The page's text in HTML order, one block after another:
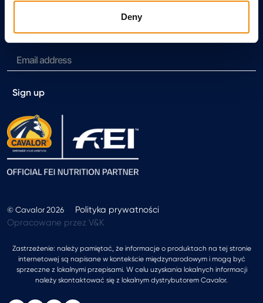
Deny
Sign up
© Cavalor 2026
Polityka prywatności
Opracowane przez V&K
Zastrzeżenie: należy pamiętać, że informacje o produktach na tej stronie
internetowej są napisane w kontekście międzynarodowym i mogą być
sprzeczne z lokalnymi przepisami. W celu uzyskania lokalnych informacji
należy skontaktować się z lokalnym dystrybutorem Cavalor.